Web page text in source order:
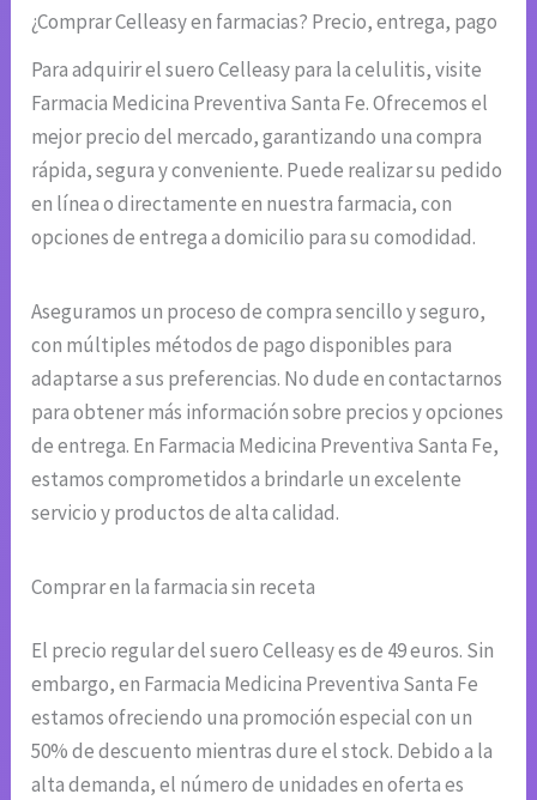
¿Comprar Celleasy en farmacias? Precio, entrega, pago
Para adquirir el suero Celleasy para la celulitis, visite
Farmacia Medicina Preventiva Santa Fe. Ofrecemos el
mejor precio del mercado, garantizando una compra
rápida, segura y conveniente. Puede realizar su pedido
en línea o directamente en nuestra farmacia, con
opciones de entrega a domicilio para su comodidad.
Aseguramos un proceso de compra sencillo y seguro,
con múltiples métodos de pago disponibles para
adaptarse a sus preferencias. No dude en contactarnos
para obtener más información sobre precios y opciones
de entrega. En Farmacia Medicina Preventiva Santa Fe,
estamos comprometidos a brindarle un excelente
servicio y productos de alta calidad.
Comprar en la farmacia sin receta
El precio regular del suero Celleasy es de 49 euros. Sin
embargo, en Farmacia Medicina Preventiva Santa Fe
estamos ofreciendo una promoción especial con un
50% de descuento mientras dure el stock. Debido a la
alta demanda, el número de unidades en oferta es